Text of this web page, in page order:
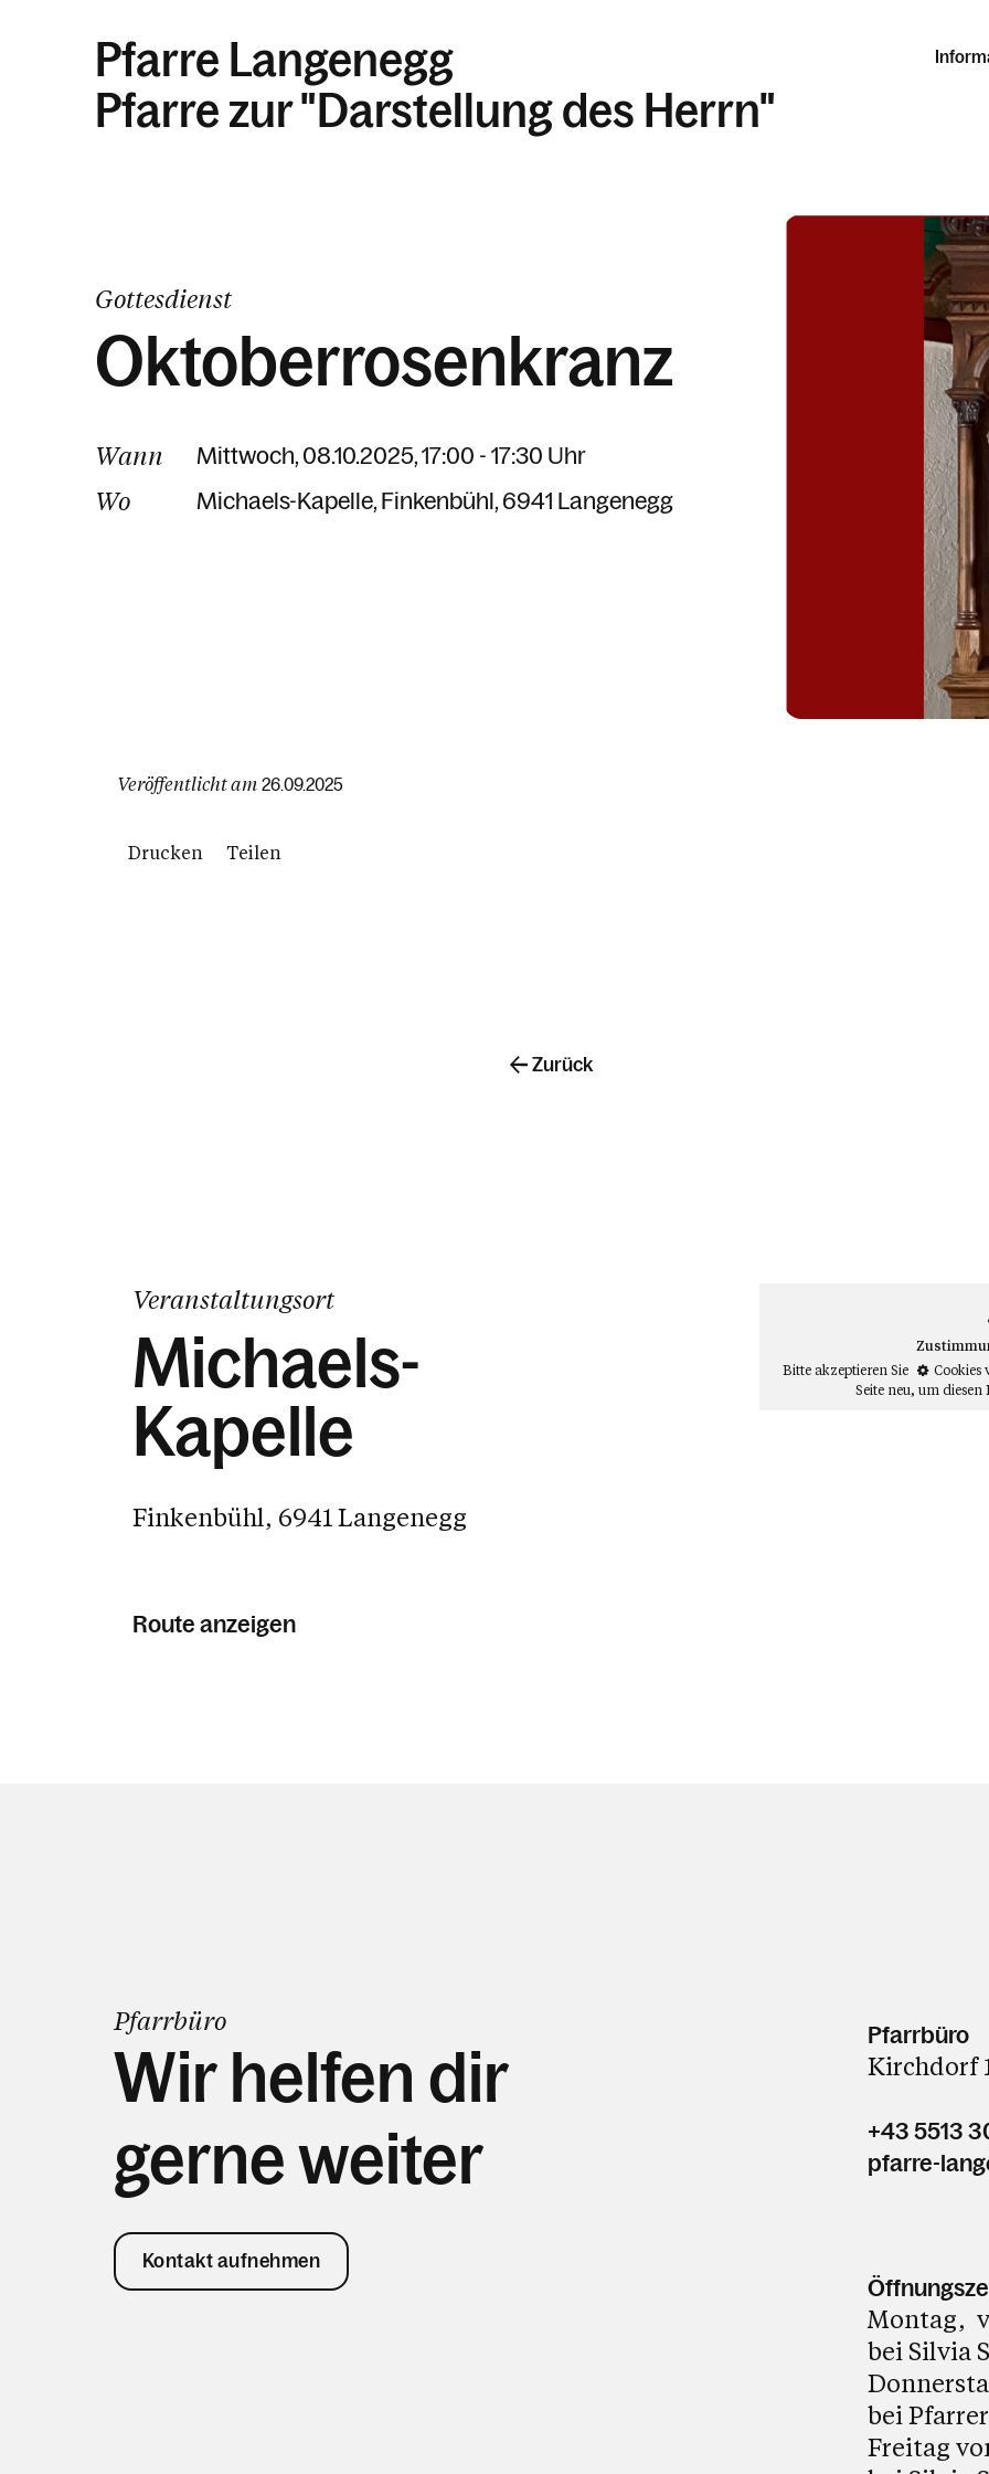
Pfarre Langenegg
Pfarre zur "Darstellung des Herrn"
Gottesdienst
Oktoberrosenkranz
Wann Mittwoch, 08.10.2025, 17:00 - 17:30 Uhr
Wo Michaels-Kapelle Finkenbühl 6941 Langenegg
Veröffentlicht am 26.09.2025
Drucken Teilen
Zurück
Veranstaltungsort
Michaels-
Kapelle
Finkenbühl, 6941 Langenegg
Route anzeigen
Bitte akzeptieren Sie
Cookies
Seite neu, um diesen
Pfarrbüro
Wir helfen dir
gerne weiter
Kontakt aufnehmen
Pfarrbüro
Kirchdorf
+43 5513
pfarre-
Montag,
bei Silvia
bei
Freitag